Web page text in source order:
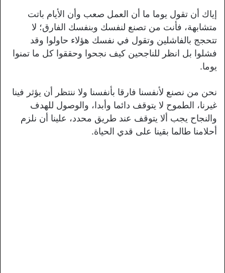
إياك أن تقول يوما ما أن العمل صعب وأن الأيام باتت
متشابهة، فأنت من تصنع لنفسك وبنفسك الفارق؛ لا
تتحجج بالفاشلين وتقول في نفسك هؤلاء حاولوا وقد
فشلوا بل انظر للناجحين كيف نجحوا وحققوا كل ما تمنوا
يوما.
نحن من نصنع لأنفسنا فارقا بأنفسنا ولا ننتظر أن يؤثر فينا
غيرنا، الطموح لا يتوقف دائما وأبدا، والوصول للهدف
والنجاح يجب ألا يتوقف عند طريق محدد، علينا أن نلزم
أحلامنا طالما بقينا على قدي الحياة.